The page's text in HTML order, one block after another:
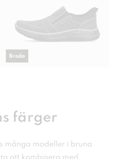
Breda
färger
många modeller i bruna
att kombinera med